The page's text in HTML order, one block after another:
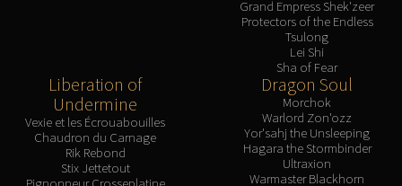
Grand Empress Shek'zeer
Protectors of the Endless
Tsulong
Lei Shi
Sha of Fear
Liberation of
Undermine
Vexie et les Écrouabouilles
Chaudron du Carnage
Rik Rebond
Stix Jettetout
Pignonneur Crosseplatine
Dragon Soul
Morchok
Warlord Zon'ozz
Yor'sahj the Unsleeping
Hagara the Stormbinder
Ultraxion
Warmaster Blackhorn